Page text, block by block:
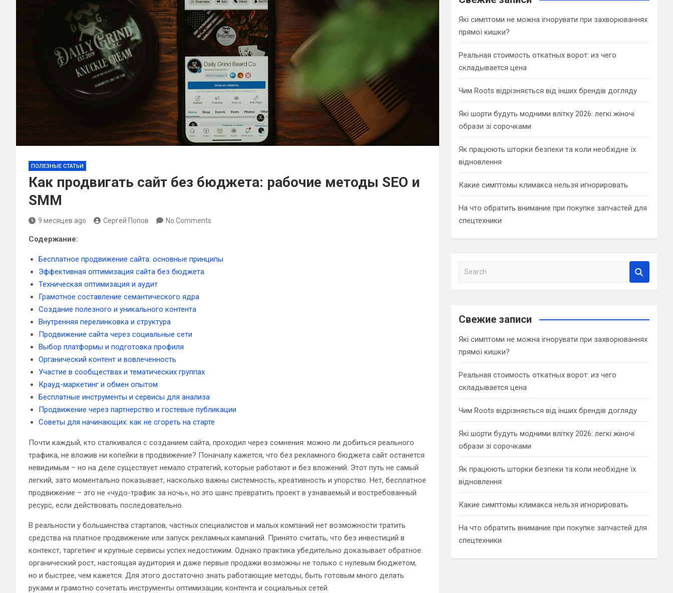
ПОЛЕЗНЫЕ СТАТЬИ
Как продвигать сайт без бюджета: рабочие методы SEO и
SMM
9 месяцев ago Сергей Попов No Comments
Содержание:
Бесплатное продвижение сайта: основные принципы
Эффективная оптимизация сайта без бюджета
Техническая оптимизация и аудит
Грамотное составление семантического ядра
Создание полезного и уникального контента
Внутренняя перелинковка и структура
Продвижение сайта через социальные сети
Выбор платформы и подготовка профиля
Органический контент и вовлеченность
Участие в сообществах и тематических группах
Крауд-маркетинг и обмен опытом
Бесплатные инструменты и сервисы для анализа
Продвижение через партнерство и гостевые публикации
Советы для начинающих: как не сгореть на старте
Почти каждый, кто сталкивался с созданием сайта, проходил через сомнения: можно ли добиться реального
трафика, не вложив ни копейки в продвижение? Поначалу кажется, что без рекламного бюджета сайт останется
невидимым – но на деле существует немало стратегий, которые работают и без вложений. Этот путь не самый
легкий, зато моментально показывает, насколько важны системность, креативность и упорство. Нет, бесплатное
продвижение – это не «чудо-трафик за ночь», но это шанс превратить проект в узнаваемый и востребованный
ресурс, если действовать последовательно.
В реальности у большинства стартапов, частных специалистов и малых компаний нет возможности тратить
средства на платное продвижение или запуск рекламных кампаний. Принято считать, что без инвестиций в
контекст, таргетинг и крупные сервисы успех недостижим. Однако практика убедительно доказывает обратное:
органический рост, настоящая аудитория и даже первые продажи возможны не только с нулевым бюджетом,
но и быстрее, чем кажется. Для этого достаточно знать работающие методы, быть готовым много делать
руками и грамотно сочетать инструменты оптимизации, контента и социальных сетей.
Які симптоми не можна ігнорувати при захворюваннях
прямої кишки?
Реальная стоимость откатных ворот: из чего
складывается цена
Чим Roots відрізняється від інших брендів догляду
Які шорти будуть модними влітку 2026: легкі жіночі
образи зі сорочками
Як працюють шторки безпеки та коли необхідне їх
відновлення
Какие симптомы климакса нельзя игнорировать
На что обратить внимание при покупке запчастей для
спецтехники
a
c
Свежие записи
Які симптоми не можна ігнорувати при захворюваннях
прямої кишки?
Реальная стоимость откатных ворот: из чего
складывается цена
Чим Roots відрізняється від інших брендів догляду
Які шорти будуть модними влітку 2026: легкі жіночі
образи зі сорочками
Як працюють шторки безпеки та коли необхідне їх
відновлення
Какие симптомы климакса нельзя игнорировать
На что обратить внимание при покупке запчастей для
спецтехники